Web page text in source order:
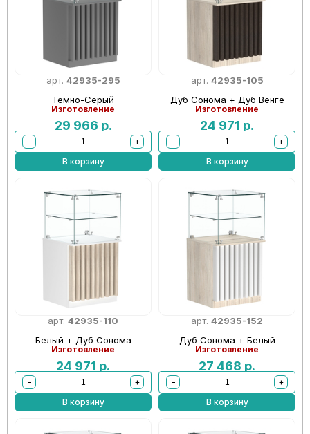
арт. 42935-295
Темно-Серый
Изготовление
29 966 р.
−
+
В корзину
арт. 42935-105
Дуб Сонома + Дуб Венге
Изготовление
24 971 р.
−
+
В корзину
арт. 42935-110
Белый + Дуб Сонома
Изготовление
24 971 р.
−
+
В корзину
арт. 42935-152
Дуб Сонома + Белый
Изготовление
27 468 р.
−
+
В корзину